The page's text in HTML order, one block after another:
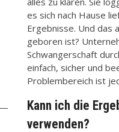
es sich nach Hause
Ergebnisse. Und das
geboren ist?
Schwangerschaft
einfach, sicher und
Problembereich ist
Kann ich die
verwenden?